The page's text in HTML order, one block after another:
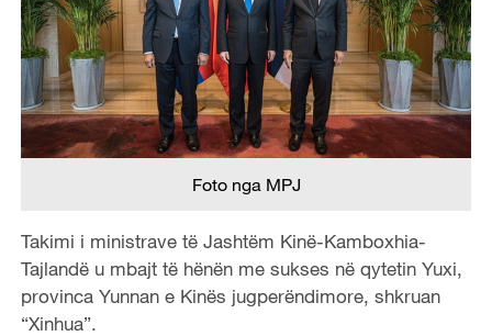
Foto nga MPJ
Takimi i ministrave të Jashtëm Kinë-Kamboxhia-
Tajlandë u mbajt të hënën me sukses në qytetin Yuxi,
provinca Yunnan e Kinës jugperëndimore, shkruan
“Xinhua”.